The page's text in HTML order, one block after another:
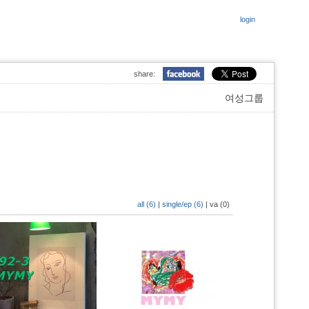
login
share:
여성그룹
all (6) | single/ep (6) | va (0)